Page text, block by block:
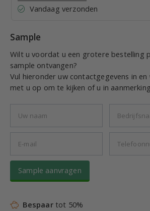
Vandaag verzonden
Sample
Wilt u voordat u een grotere bestelling
sample ontvangen?
Vul hieronder uw contactgegevens in
met u op om te kijken of u in
Sample aanvragen
Bespaartot 50%